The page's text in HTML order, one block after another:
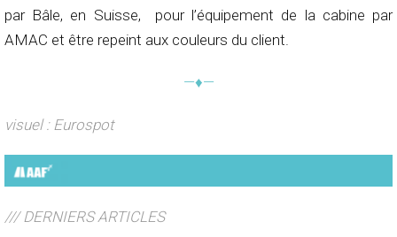
par Bâle, en Suisse, pour l’équipement de la cabine par
AMAC et être repeint aux couleurs du client.
—♦—
visuel : Eurospot
/// DERNIERS ARTICLES